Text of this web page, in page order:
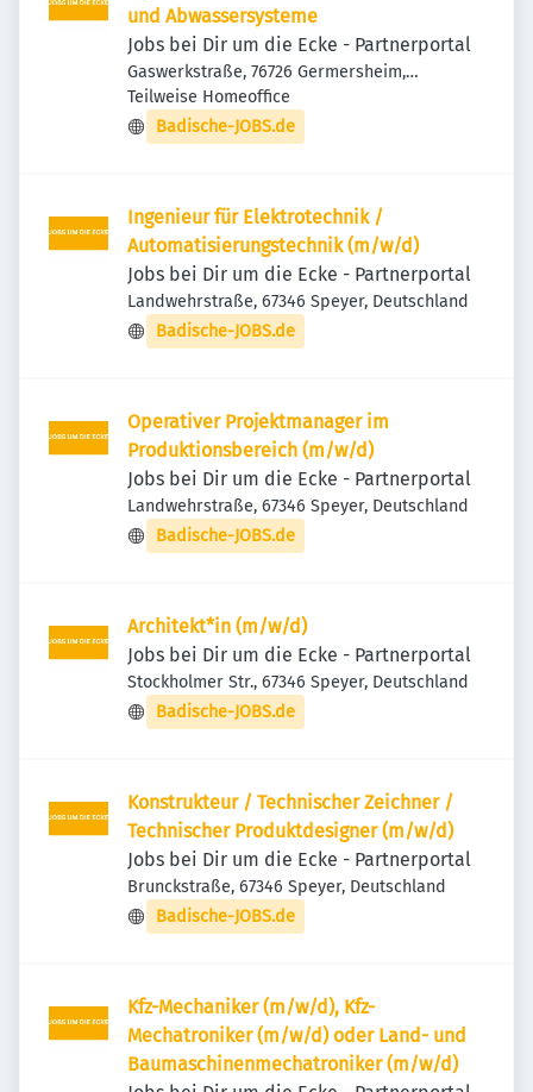
und Abwassersysteme
Jobs bei Dir um die Ecke - Partnerportal
Gaswerkstraße, 76726 Germersheim,
Deutschland
Teilweise Homeoffice
Badische-JOBS.de
Ingenieur für Elektrotechnik /
Automatisierungstechnik (m/w/d)
Jobs bei Dir um die Ecke - Partnerportal
Landwehrstraße, 67346 Speyer, Deutschland
Badische-JOBS.de
Operativer Projektmanager im
Produktionsbereich (m/w/d)
Jobs bei Dir um die Ecke - Partnerportal
Landwehrstraße, 67346 Speyer, Deutschland
Badische-JOBS.de
Architekt*in (m/w/d)
Jobs bei Dir um die Ecke - Partnerportal
Stockholmer Str., 67346 Speyer, Deutschland
Badische-JOBS.de
Konstrukteur / Technischer Zeichner /
Technischer Produktdesigner (m/w/d)
Jobs bei Dir um die Ecke - Partnerportal
Brunckstraße, 67346 Speyer, Deutschland
Badische-JOBS.de
Kfz-Mechaniker (m/w/d), Kfz-
Mechatroniker (m/w/d) oder Land- und
Baumaschinenmechatroniker (m/w/d)